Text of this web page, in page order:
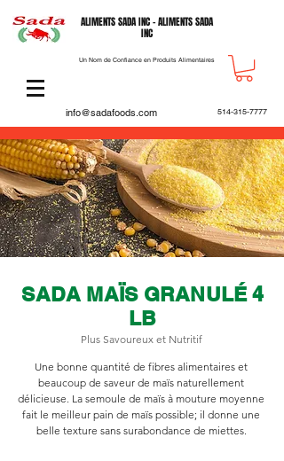
ALIMENTS SADA INC - ALIMENTS SADA
INC
Un Nom de Confiance en Produits Alimentaires
info@sadafoods.com 514-315-7777
SADA MAÏS GRANULÉ 4
LB
Plus Savoureux et Nutritif
Une bonne quantité de fibres alimentaires et
beaucoup de saveur de maïs naturellement
délicieuse. La semoule de maïs à mouture moyenne
fait le meilleur pain de maïs possible; il donne une
belle texture sans surabondance de miettes.